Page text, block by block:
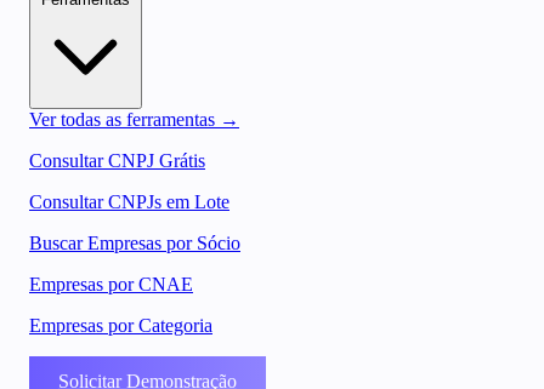
Ver todas as ferramentas →
Consultar CNPJ Grátis
Consultar CNPJs em Lote
Buscar Empresas por Sócio
Empresas por CNAE
Empresas por Categoria
Solicitar Demonstração